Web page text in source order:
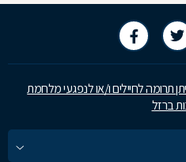
תרומה לחיילים ו/או לנפגעי מלחמת
ברזל